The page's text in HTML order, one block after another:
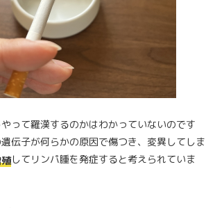
って羅漢するのかはわかっていないのです
伝子が何らかの原因で傷つき、変異してしま
してリンパ腫を発症すると考えられていま